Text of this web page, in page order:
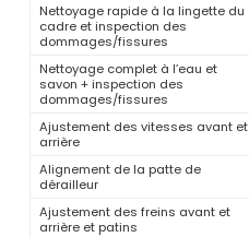
Nettoyage rapide à la lingette du
cadre et inspection des
dommages/fissures
Nettoyage complet à l’eau et
savon + inspection des
dommages/fissures
Ajustement des vitesses avant et
arrière
Alignement de la patte de
dérailleur
Ajustement des freins avant et
arrière et patins